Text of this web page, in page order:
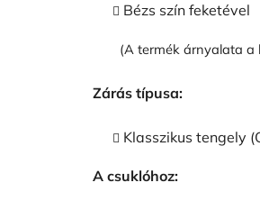
Bézs szín feketével
(A termék árnyalata a
Zárás típusa:
Klasszikus tengely
A csuklóhoz: